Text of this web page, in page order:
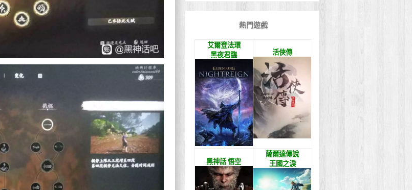
熱門遊戲
艾爾登法環
黑夜君臨
活俠傳
黑神話 悟空
薩爾達傳說
王國之淚